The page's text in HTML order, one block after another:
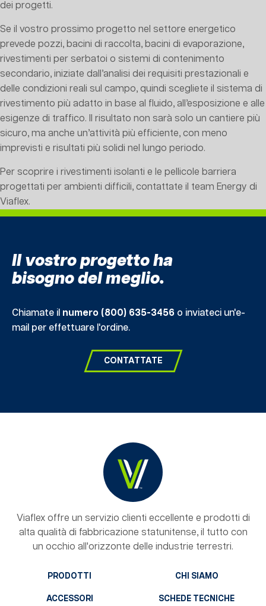
dei progetti.
Se il vostro prossimo progetto nel settore energetico
prevede pozzi, bacini di raccolta, bacini di evaporazione,
rivestimenti per serbatoi o sistemi di contenimento
secondario, iniziate dall’analisi dei requisiti prestazionali e
delle condizioni reali sul campo, quindi scegliete il sistema di
rivestimento più adatto in base al fluido, all’esposizione e alle
esigenze di traffico. Il risultato non sarà solo un cantiere più
sicuro, ma anche un’attività più efficiente, con meno
imprevisti e risultati più solidi nel lungo periodo.
Per scoprire i rivestimenti isolanti e le pellicole barriera
progettati per ambienti difficili, contattate il team Energy di
Viaflex.
Il vostro progetto ha
bisogno del meglio.
Chiamate il numero (800) 635-3456 o inviateci un'e-
mail per effettuare l'ordine.
CONTATTATE
Viaflex offre un servizio clienti eccellente e prodotti di
alta qualità di fabbricazione statunitense, il tutto con
un occhio all'orizzonte delle industrie terrestri.
PRODOTTI
ACCESSORI
CHI SIAMO
SCHEDE TECNICHE